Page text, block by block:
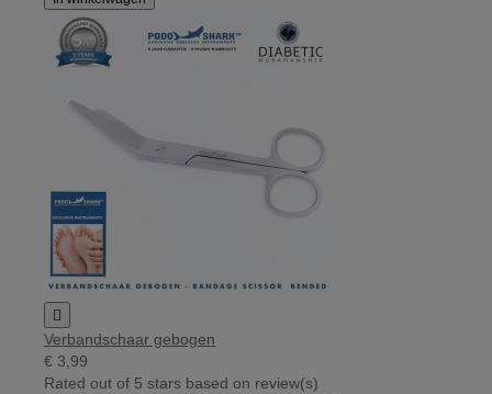

Verbandschaar gebogen
€ 3,99
Rated out of 5 stars based on review(s)